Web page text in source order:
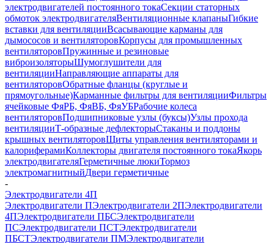
электродвигателей постоянного токаСекции статорных
обмоток электродвигателяВентиляционные клапаныГибкие
вставки для вентиляцииВсасывающие карманы для
дымососов и вентиляторовКорпусы для промышленных
вентиляторовПружинные и резиновые
виброизоляторыШумоглушители для
вентиляцииНаправляющие аппараты для
вентиляторовОбратные фланцы (круглые и
прямоугольные)Карманные фильтры для вентиляцииФильтры
ячейковые ФяРБ, ФяВБ, ФяУБРабочие колеса
вентиляторовПодшипниковые узлы (буксы)Узлы прохода
вентиляцииТ-образные дефлекторыСтаканы и поддоны
крышных вентиляторовЩиты управления вентиляторами и
калориферамиКоллекторы двигателя постоянного токаЯкорь
электродвигателяГерметичные люкиТормоз
электромагнитныйДвери герметичные
-
Электродвигатели 4П
Электродвигатели ПЭлектродвигатели 2ПЭлектродвигатели
4ПЭлектродвигатели ПБСЭлектродвигатели
ПСЭлектродвигатели ПСТЭлектродвигатели
ПБСТЭлектродвигатели ПМЭлектродвигатели